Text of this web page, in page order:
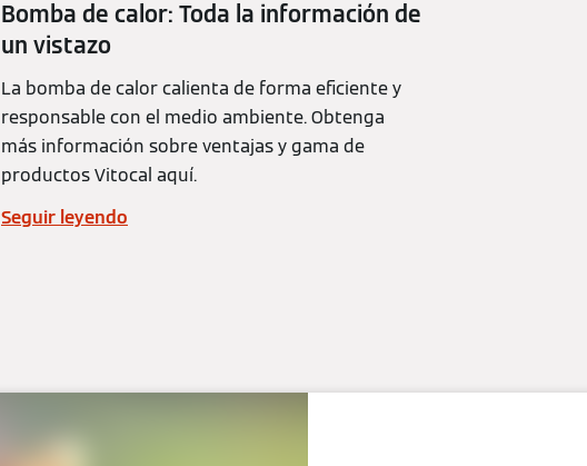
Bomba de calor: Toda la información de
un vistazo
La bomba de calor calienta de forma eficiente y
responsable con el medio ambiente. Obtenga
más información sobre ventajas y gama de
productos Vitocal aquí.
Seguir leyendo